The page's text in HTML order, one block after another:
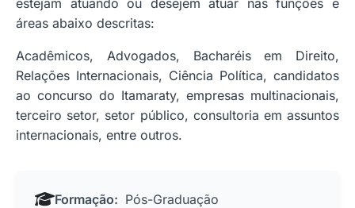
estejam atuando ou desejem atuar nas funções e
áreas abaixo descritas:
Acadêmicos, Advogados, Bacharéis em Direito,
Relações Internacionais, Ciência Política, candidatos
ao concurso do Itamaraty, empresas multinacionais,
terceiro setor, setor público, consultoria em assuntos
internacionais, entre outros.
Formação: Pós-Graduação